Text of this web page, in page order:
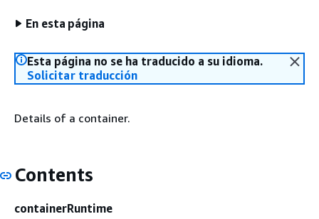
En esta página
Esta página no se ha traducido a su idioma.
Solicitar traducción
Details of a container.
Contents
containerRuntime